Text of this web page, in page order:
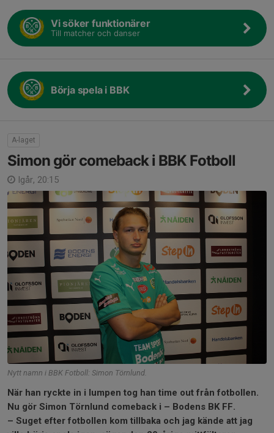
Vi söker funktionärer
Till matcher och danser
Börja spela i BBK
A-laget
Simon gör comeback i BBK Fotboll
Igår, 20:15
Nytt namn i BBK Fotboll: Simon Törnlund.
När han ryckte in i lumpen tog han time out från fotbollen.
Nu gör Simon Törnlund comeback i – Bodens BK FF.
– Suget efter fotbollen kom tillbaka och jag kände att jag